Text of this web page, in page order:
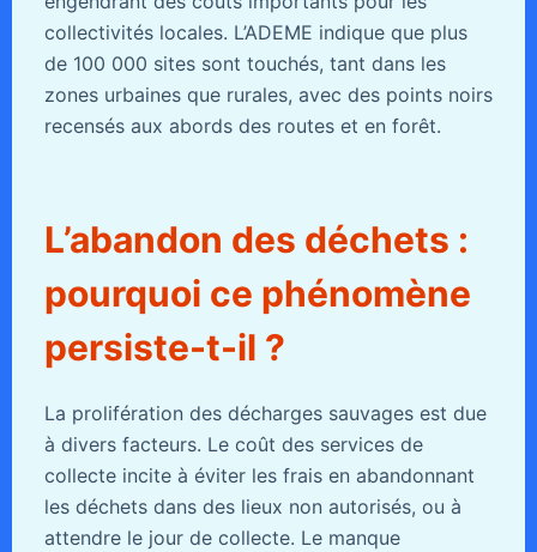
collectivités locales. L’ADEME indique que plus
de 100 000 sites sont touchés, tant dans les
zones urbaines que rurales, avec des points noirs
recensés aux abords des routes et en forêt.
L’abandon des déchets :
pourquoi ce phénomène
persiste-t-il ?
La prolifération des décharges sauvages est due
à divers facteurs. Le coût des services de
collecte incite à éviter les frais en abandonnant
les déchets dans des lieux non autorisés, ou à
attendre le jour de collecte. Le manque